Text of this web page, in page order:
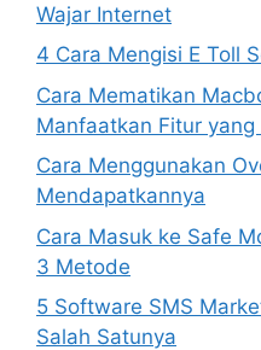
Wajar Internet
4 Cara Mengisi E Toll
Cara Mematikan
Manfaatkan Fitur yang
Cara Menggunakan
Mendapatkannya
Cara Masuk ke Safe
3 Metode
5 Software SMS
Salah Satunya